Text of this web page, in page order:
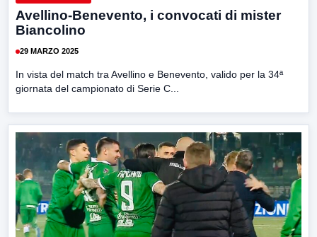
Avellino-Benevento, i convocati di mister
Biancolino
29 MARZO 2025
In vista del match tra Avellino e Benevento, valido per la 34ª
giornata del campionato di Serie C...